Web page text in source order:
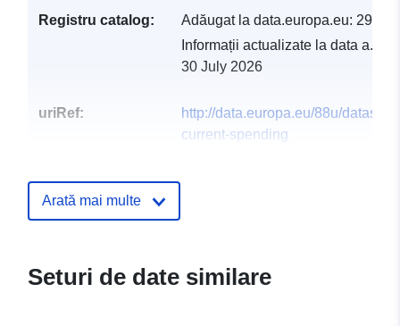
Registru catalog: Adăugat la data.europa.eu: 29
Informații actualizate la data
30 July 2026
uriRef:
http://data.europa.eu/88u/dataset/
current-spending
Arată mai multe
Seturi de date similare